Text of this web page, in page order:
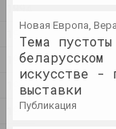
1993
1992
1991
1990
Новая Европа,
Тема
беларусском
искусстве -
выставки
публикация